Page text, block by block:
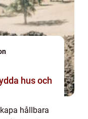
hus och
hållbara